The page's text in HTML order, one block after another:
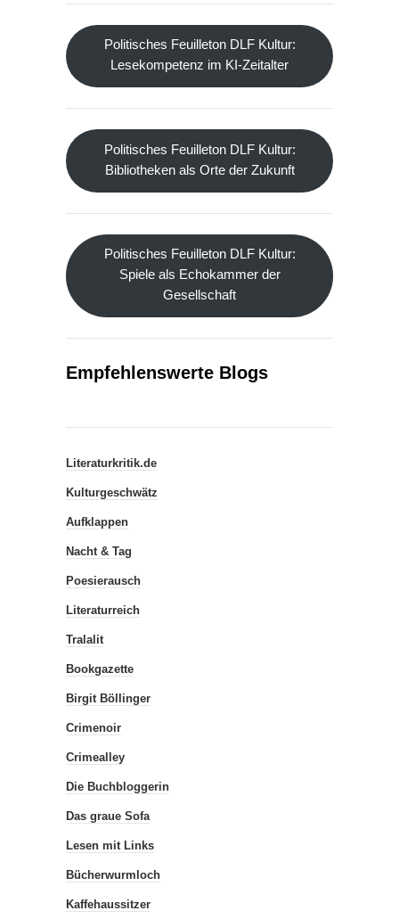
Politisches Feuilleton DLF Kultur:
Lesekompetenz im KI-Zeitalter
Politisches Feuilleton DLF Kultur:
Bibliotheken als Orte der Zukunft
Politisches Feuilleton DLF Kultur:
Spiele als Echokammer der
Gesellschaft
Empfehlenswerte Blogs
Literaturkritik.de
Kulturgeschwätz
Aufklappen
Nacht & Tag
Poesierausch
Literaturreich
Tralalit
Bookgazette
Birgit Böllinger
Crimenoir
Crimealley
Die Buchbloggerin
Das graue Sofa
Lesen mit Links
Bücherwurmloch
Kaffehaussitzer